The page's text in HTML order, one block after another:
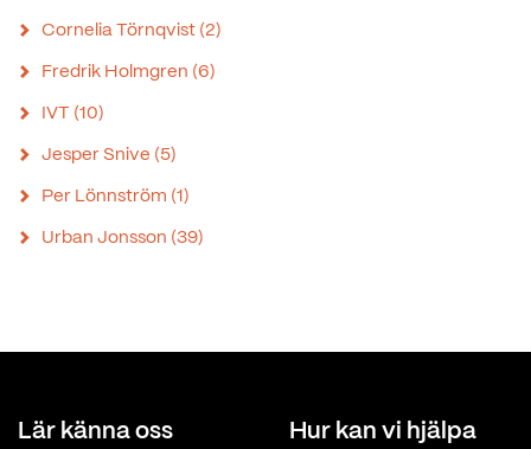
Cornelia Törnqvist (2)
Fredrik Holmgren (6)
IVT (10)
Jesper Snive (5)
Per Lönnström (1)
Urban Jonsson (39)
Lär känna oss
Hur kan vi hjälpa